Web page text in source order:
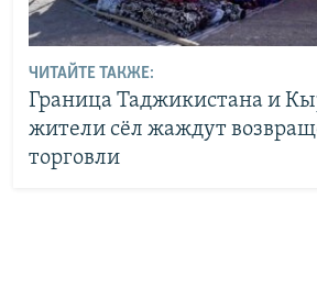
ЧИТАЙТЕ ТАКЖЕ:
Граница Таджикистана и
жители сёл жаждут
торговли